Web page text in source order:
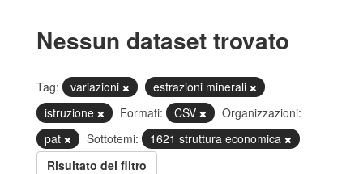
Nessun dataset trovato
Tag: variazioni
estrazioni minerali
istruzione
Formati: CSV
Organizzazioni:
pat
Sottotemi:
1621 struttura economica
Risultato del filtro